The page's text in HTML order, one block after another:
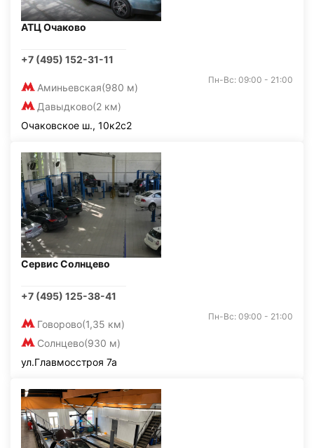
АТЦ Очаково
+7 (495) 152-31-11
Аминьевская(980 м)
Давыдково(2 км)
Пн-Вс: 09:00 - 21:00
Очаковское ш., 10к2с2
Сервис Солнцево
+7 (495) 125-38-41
Говорово(1,35 км)
Солнцево(930 м)
Пн-Вс: 09:00 - 21:00
ул.Главмосстроя 7а